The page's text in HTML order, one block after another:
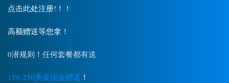
点击此处注册!！！
高额赠送等您拿！
0潜规则！任何套餐都有送
150-250美金现金赠送 ！